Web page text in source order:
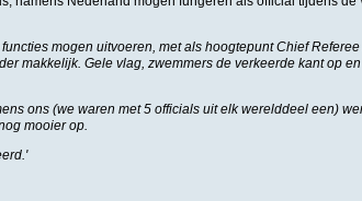
mogen uitvoeren, met als hoogtepunt Chief
makkelijk. Gele vlag, zwemmers de verkeerde kant op
ons (we waren met 5 officials uit elk werelddeel een)
mooier op.